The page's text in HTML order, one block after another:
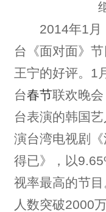
2014年1月，
台《面对面》
王宁的好评。1
台春节联欢晚
台表演的韩国
演台湾电视剧
得已》，以
视率最高的节
人数突破2000